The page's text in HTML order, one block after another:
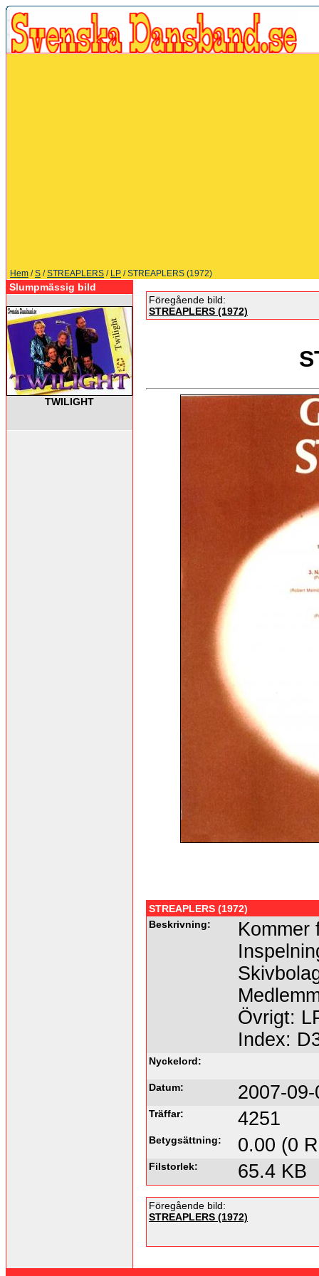
Hem /S /STREAPLERS / LP / STREAPLERS (1972)
Slumpmässig bild
TWILIGHT
Föregående bild:
STREAPLERS (1972)
STREAPLERS (1972)
Beskrivning:
Kommer
Övrigt:
Index:
Nyckelord:
Datum: 2007-
Träffar: 4251
Betygsättning: 0.00 (0
Filstorlek: 65.4 KB
Föregående bild:
STREAPLERS (1972)